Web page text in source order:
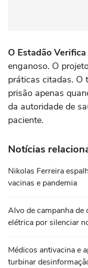
O Estadão
enganoso. O
práticas citadas. O
prisão apenas
da autoridade de
paciente.
Notícias
Nikolas Ferreira
vacinas e pandemia
Alvo de campanha de
elétrica por silenciar
Médicos antivacina e
turbinar